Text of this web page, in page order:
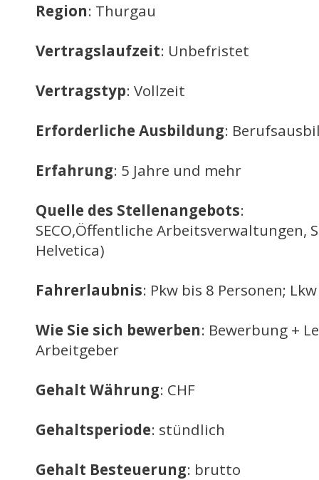
Region: Thurgau
Vertragslaufzeit: Unbefristet
Vertragstyp: Vollzeit
Erforderliche Ausbildung:
Erfahrung: 5 Jahre und mehr
Quelle des Stellenangebots:
SECO,Öffentliche Arbeitsverwaltungen,
Helvetica)
Fahrerlaubnis: Pkw bis 8 Personen;
Wie Sie sich bewerben: Bewerbung +
Arbeitgeber
Gehalt Währung: CHF
Gehaltsperiode: stündlich
Gehalt Besteuerung: brutto